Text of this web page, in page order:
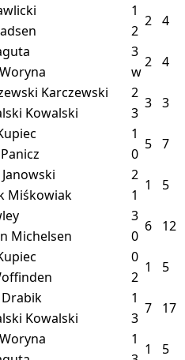
1
2 4
2
3
2 4
Woryna
w
Karczewski 2
3 3
Kowalski
3
1
5 7
Panicz
0
Janowski 2
1 5
Miśkowiak
1
3
6 12
Michelsen
0
0
1 5
2
Drabik 1
7 17
Kowalski
3
Woryna 1
1 5